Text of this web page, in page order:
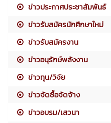
ข่าวประกาศประชาสัมพันธ์
ข่าวรับสมัครนักศึกษาใหม่
ข่าวรับสมัครงาน
ข่าวอนุรักษ์พลังงาน
ข่าวทุน/วิจัย
ข่าวจัดซื้อจัดจ้าง
ข่าวอบรม/เสวนา